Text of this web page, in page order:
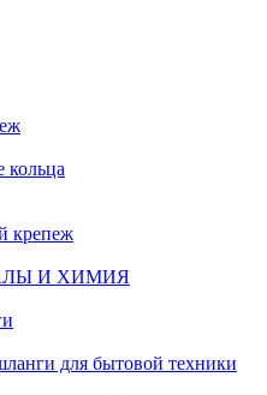
крепеж
И ХИМИЯ
для бытовой техники